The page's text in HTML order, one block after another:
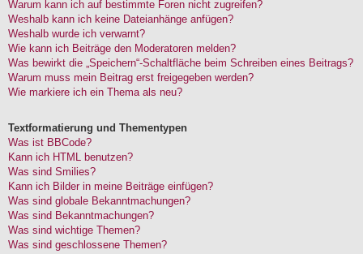
Warum kann ich auf bestimmte Foren nicht zugreifen?
Weshalb kann ich keine Dateianhänge anfügen?
Weshalb wurde ich verwarnt?
Wie kann ich Beiträge den Moderatoren melden?
Was bewirkt die „Speichern“-Schaltfläche beim Schreiben eines Beitrags?
Warum muss mein Beitrag erst freigegeben werden?
Wie markiere ich ein Thema als neu?
Textformatierung und Thementypen
Was ist BBCode?
Kann ich HTML benutzen?
Was sind Smilies?
Kann ich Bilder in meine Beiträge einfügen?
Was sind globale Bekanntmachungen?
Was sind Bekanntmachungen?
Was sind wichtige Themen?
Was sind geschlossene Themen?